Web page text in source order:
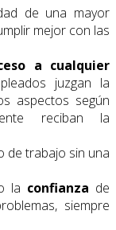
de una mayor
mejor con las
a cualquier
juzgan la
aspectos según
reciban la
de trabajo sin una
la confianza de
siempre